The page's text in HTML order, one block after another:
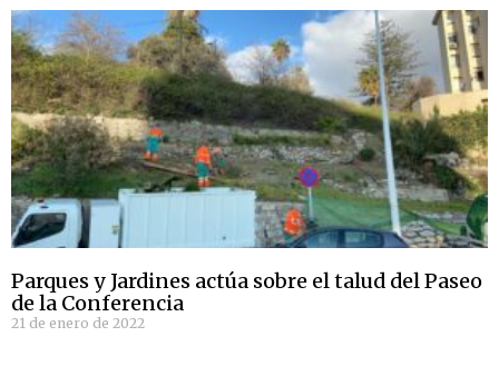
Parques y Jardines actúa sobre el talud del Paseo
de la Conferencia
21 de enero de 2022